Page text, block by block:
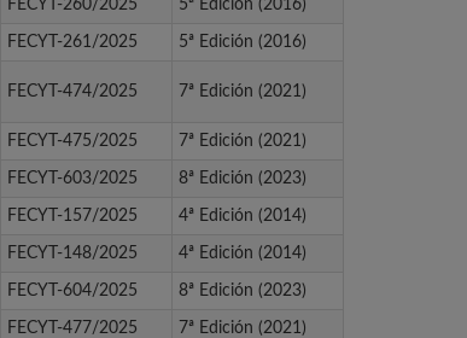
FECYT-260/2025 5ª Edición (2016)
FECYT-261/2025 5ª Edición (2016)
FECYT-474/2025 7ª Edición (2021)
FECYT-475/2025 7ª Edición (2021)
FECYT-603/2025 8ª Edición (2023)
FECYT-157/2025 4ª Edición (2014)
FECYT-148/2025 4ª Edición (2014)
FECYT-604/2025 8ª Edición (2023)
FECYT-477/2025 7ª Edición (2021)